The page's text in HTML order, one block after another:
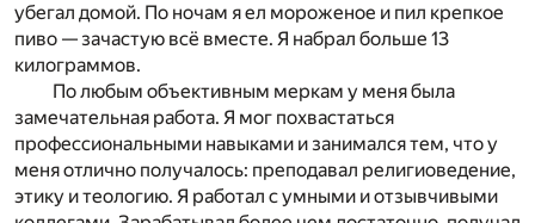
убегал домой. По ночам я ел мороженое и пил крепкое
пиво — зачастую всё вместе. Я набрал больше 13
килограммов.
По любым объективным меркам у меня была
замечательная работа. Я мог похвастаться
профессиональными навыками и занимался тем, что у
меня отлично получалось: преподавал религиоведение,
этику и теологию. Я работал с умными и отзывчивыми